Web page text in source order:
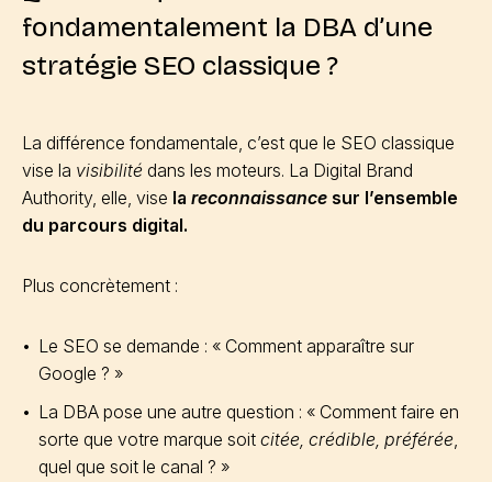
fondamentalement la DBA d’une
stratégie SEO classique ?
La différence fondamentale, c’est que le SEO classique
vise la visibilité dans les moteurs. La Digital Brand
Authority, elle, vise la reconnaissance sur l’ensemble
du parcours digital.
Plus concrètement :
Le SEO se demande : « Comment apparaître sur
Google ? »
La DBA pose une autre question : « Comment faire en
sorte que votre marque soit citée, crédible, préférée,
quel que soit le canal ? »